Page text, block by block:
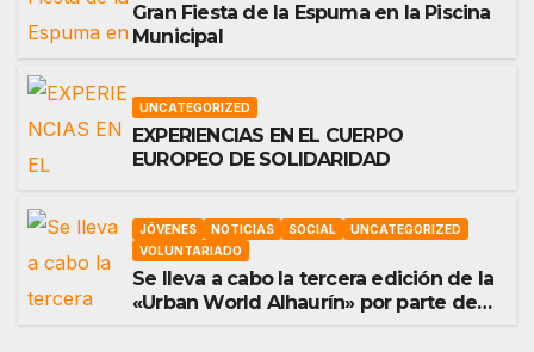
Gran Fiesta de la Espuma en la Piscina
Municipal
UNCATEGORIZED
EXPERIENCIAS EN EL CUERPO
EUROPEO DE SOLIDARIDAD
JÓVENES NOTICIAS SOCIAL
UNCATEGORIZED
VOLUNTARIADO
Se lleva a cabo la tercera edición de la
«Urban World Alhaurín» por parte de